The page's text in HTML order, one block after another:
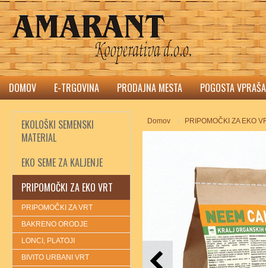
DOMOV E-TRGOVINA PRODAJNA MESTA POGOSTA
EKOLOŠKI SEMENSKI
MATERIAL
EKO SEME ZA KALJENJE
PRIPOMOČKI ZA EKO VRT
PRIPOMOČKI ZA VRT
BAKRENO ORODJE
LONCI, PLATOJI
BIVITO URBANI VRT
Domov PRIPOMOČKI ZA EKO